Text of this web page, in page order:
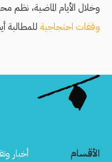
وخلال الأيام الماضية، نظم
وقفات احتجاجية للمطالبة
الأقسام
أخبار